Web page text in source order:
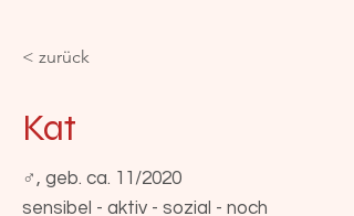
< zurück
Kat
♂, geb. ca. 11/2020
sensibel - aktiv - sozial - noch